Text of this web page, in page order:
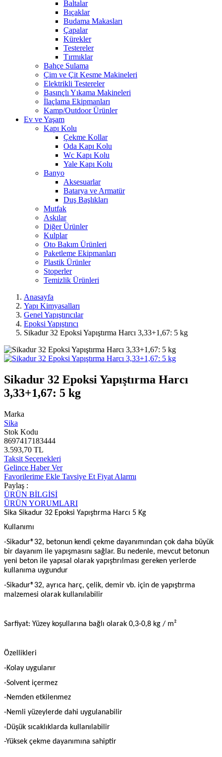
Baltalar
Bıçaklar
Budama Makasları
Çapalar
Kürekler
Testereler
Tırmıklar
Bahçe Sulama
Çim ve Çit Kesme Makineleri
Elektrikli Testereler
Basınçlı Yıkama Makineleri
İlaçlama Ekipmanları
Kamp/Outdoor Ürünler
Ev ve Yaşam
Kapı Kolu
Çekme Kollar
Oda Kapı Kolu
Wc Kapı Kolu
Yale Kapı Kolu
Banyo
Aksesuarlar
Batarya ve Armatür
Duş Başlıkları
Mutfak
Askılar
Diğer Ürünler
Kulplar
Oto Bakım Ürünleri
Paketleme Ekipmanları
Plastik Ürünler
Stoperler
Temizlik Ürünleri
Anasayfa
Yapı Kimyasalları
Genel Yapıştırıcılar
Epoksi Yapıştırıcı
Sikadur 32 Epoksi Yapıştırma Harcı 3,33+1,67: 5 kg
Sikadur 32 Epoksi Yapıştırma Harcı
3,33+1,67: 5 kg
Marka
Sika
Stok Kodu
8697417183444
3.593,70 TL
Taksit Seçenekleri
Gelince Haber Ver
Favorilerime Ekle Tavsiye Et Fiyat Alarmı
Paylaş :
ÜRÜN BİLGİSİ
ÜRÜN YORUMLARI
Sika Sikadur 32 Epoksi Yapıştırma Harcı 5 Kg
Kullanımı
-Sikadur®32, betonun kendi çekme dayanımından çok daha büyük
bir dayanım ile yapışmasını sağlar. Bu nedenle, mevcut betonun
yeni beton ile yapısal olarak yapıştırılması gereken yerlerde
kullanıma uygundur
-Sikadur®32, ayrıca harç, çelik, demir vb. için de yapıştırma
malzemesi olarak kullanılabilir
Sarfiyat: Yüzey koşullarına bağlı olarak 0,3-0,8 kg / m²
Özellikleri
-Kolay uygulanır
-Solvent içermez
-Nemden etkilenmez
-Nemli yüzeylerde dahi uygulanabilir
-Düşük sıcaklıklarda kullanılabilir
-Yüksek çekme dayanımına sahiptir